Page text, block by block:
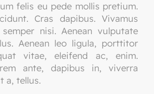
felis eu pede mollis pretium.
Cras dapibus. Vivamus
semper nisi. Aenean vulputate
Aenean leo ligula, porttitor
vitae, eleifend ac, enim.
ante, dapibus in, viverra
a, tellus.